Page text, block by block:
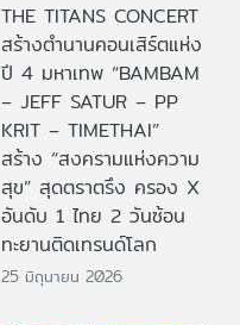
THE TITANS CONCERT
สร้างตำนานคอนเสิร์ตแห่ง
ปี 4 มหาเทพ “BAMBAM
– JEFF SATUR – PP
KRIT – TIMETHAI”
สร้าง “สงครามแห่งความ
สุข” สุดตราตรึง ครอง X
อันดับ 1 ไทย 2 วันซ้อน
ทะยานติดเทรนด์โลก
25 มิถุนายน 2026